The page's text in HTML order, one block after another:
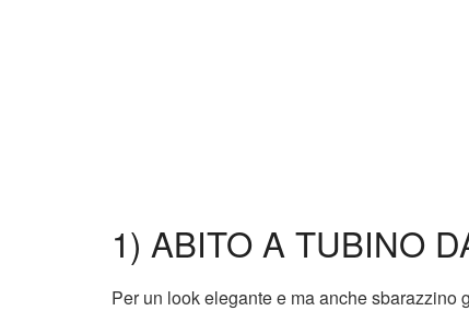
1) ABITO A TUBINO
Per un look elegante e ma anche sbarazzino